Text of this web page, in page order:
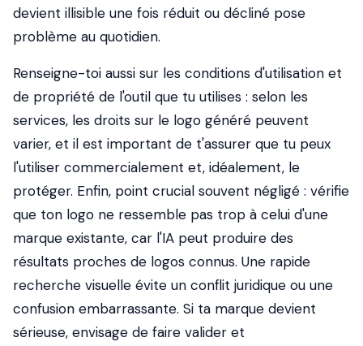
devient illisible une fois réduit ou décliné pose
problème au quotidien.
Renseigne-toi aussi sur les conditions d'utilisation et
de propriété de l'outil que tu utilises : selon les
services, les droits sur le logo généré peuvent
varier, et il est important de t'assurer que tu peux
l'utiliser commercialement et, idéalement, le
protéger. Enfin, point crucial souvent négligé : vérifie
que ton logo ne ressemble pas trop à celui d'une
marque existante, car l'IA peut produire des
résultats proches de logos connus. Une rapide
recherche visuelle évite un conflit juridique ou une
confusion embarrassante. Si ta marque devient
sérieuse, envisage de faire valider et